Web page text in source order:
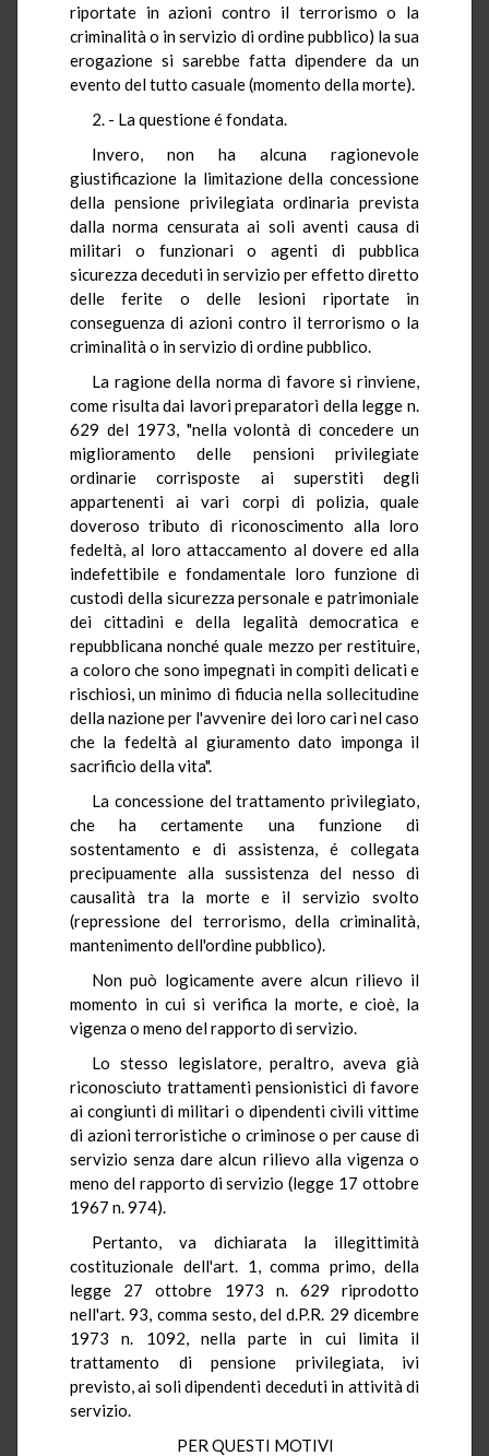
riportate in azioni contro il terrorismo o la
criminalità o in servizio di ordine pubblico) la sua
erogazione si sarebbe fatta dipendere da un
evento del tutto casuale (momento della morte).
2. - La questione é fondata.
Invero, non ha alcuna ragionevole
giustificazione la limitazione della concessione
della pensione privilegiata ordinaria prevista
dalla norma censurata ai soli aventi causa di
militari o funzionari o agenti di pubblica
sicurezza deceduti in servizio per effetto diretto
delle ferite o delle lesioni riportate in
conseguenza di azioni contro il terrorismo o la
criminalità o in servizio di ordine pubblico.
La ragione della norma di favore si rinviene,
come risulta dai lavori preparatori della legge n.
629 del 1973, "nella volontà di concedere un
miglioramento delle pensioni privilegiate
ordinarie corrisposte ai superstiti degli
appartenenti ai vari corpi di polizia, quale
doveroso tributo di riconoscimento alla loro
fedeltà, al loro attaccamento al dovere ed alla
indefettibile e fondamentale loro funzione di
custodi della sicurezza personale e patrimoniale
dei cittadini e della legalità democratica e
repubblicana nonché quale mezzo per restituire,
a coloro che sono impegnati in compiti delicati e
rischiosi, un minimo di fiducia nella sollecitudine
della nazione per l'avvenire dei loro cari nel caso
che la fedeltà al giuramento dato imponga il
sacrificio della vita".
La concessione del trattamento privilegiato,
che ha certamente una funzione di
sostentamento e di assistenza, é collegata
precipuamente alla sussistenza del nesso di
causalità tra la morte e il servizio svolto
(repressione del terrorismo, della criminalità,
mantenimento dell'ordine pubblico).
Non può logicamente avere alcun rilievo il
momento in cui si verifica la morte, e cioè, la
vigenza o meno del rapporto di servizio.
Lo stesso legislatore, peraltro, aveva già
riconosciuto trattamenti pensionistici di favore
ai congiunti di militari o dipendenti civili vittime
di azioni terroristiche o criminose o per cause di
servizio senza dare alcun rilievo alla vigenza o
meno del rapporto di servizio (legge 17 ottobre
1967 n. 974).
Pertanto, va dichiarata la illegittimità
costituzionale dell'art. 1, comma primo, della
legge 27 ottobre 1973 n. 629 riprodotto
nell'art. 93, comma sesto, del d.P.R. 29 dicembre
1973 n. 1092, nella parte in cui limita il
trattamento di pensione privilegiata, ivi
previsto, ai soli dipendenti deceduti in attività di
servizio.
PER QUESTI MOTIVI